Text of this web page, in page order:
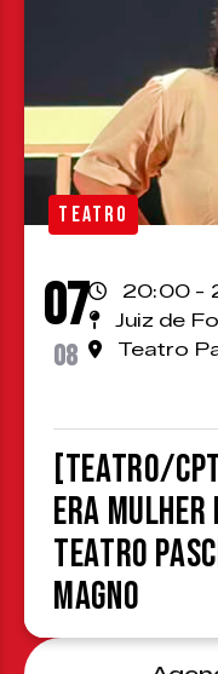
TEATRO
07
08
20:00 -
Juiz de
Teatro
[TEATRO/
era mulher
Teatro
Magno